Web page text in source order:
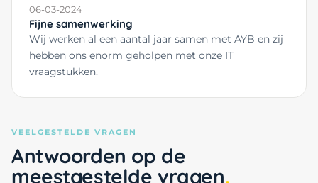
06-03-2024
Fijne samenwerking
Wij werken al een aantal jaar samen met AYB en zij
hebben ons enorm geholpen met onze IT
vraagstukken.
VEELGESTELDE VRAGEN
Antwoorden op de
meestgestelde vragen